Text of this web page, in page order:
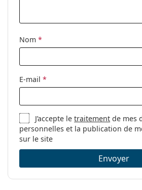
Étui:
Oui
Sexe:
Pour femmes
Catégorie:
Lunettes de vue
Marque:
Gucci
Code:
Nom *
E-mail *
J’accepte letraitement de mes
personnelles et la publication de
sur le site
Envoyer